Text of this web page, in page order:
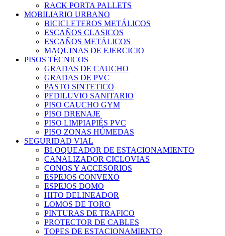
RACK PORTA PALLETS
MOBILIARIO URBANO
BICICLETEROS METÁLICOS
ESCAÑOS CLASICOS
ESCAÑOS METÁLICOS
MAQUINAS DE EJERCICIO
PISOS TÉCNICOS
GRADAS DE CAUCHO
GRADAS DE PVC
PASTO SINTETICO
PEDILUVIO SANITARIO
PISO CAUCHO GYM
PISO DRENAJE
PISO LIMPIAPIÉS PVC
PISO ZONAS HÚMEDAS
SEGURIDAD VIAL
BLOQUEADOR DE ESTACIONAMIENTO
CANALIZADOR CICLOVIAS
CONOS Y ACCESORIOS
ESPEJOS CONVEXO
ESPEJOS DOMO
HITO DELINEADOR
LOMOS DE TORO
PINTURAS DE TRAFICO
PROTECTOR DE CABLES
TOPES DE ESTACIONAMIENTO